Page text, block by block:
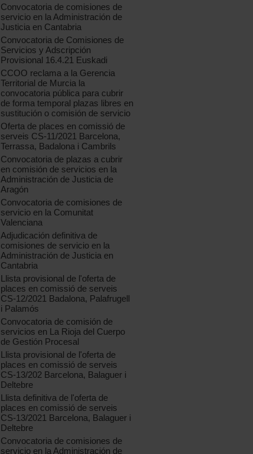
Convocatoria de comisiones de
servicio en la Administración de
Justicia en Cantabria
Convocatoria de Comisiones de
Servicios y Adscripción
Provisional 16.4.21 Euskadi
CCOO reclama a la Gerencia
Territorial de Murcia la
convocatoria pública para cubrir
de forma temporal plazas libres en
sustitución o comisión de servicio
Oferta de places en comissió de
serveis CS-11/2021 Barcelona,
Terrassa, Badalona i Cambrils
Convocatoria de plazas a cubrir
en comisión de servicios en la
Administración de Justicia de
Aragón
Convocatoria de comisiones de
servicio en la Comunitat
Valenciana
Adjudicación definitiva de
comisiones de servicio en la
Administración de Justicia en
Cantabria
Llista provisional de l'oferta de
places en comissió de serveis
CS-12/2021 Badalona, Palafrugell
i Palamós
Convocatoria de comisión de
servicios en La Rioja del Cuerpo
de Gestión Procesal
Llista provisional de l'oferta de
places en comissió de serveis
CS-13/202 Barcelona, Balaguer i
Deltebre
Llista definitiva de l'oferta de
places en comissió de serveis
CS-13/2021 Barcelona, Balaguer i
Deltebre
Convocatoria de comisiones de
servicio en la Administración de